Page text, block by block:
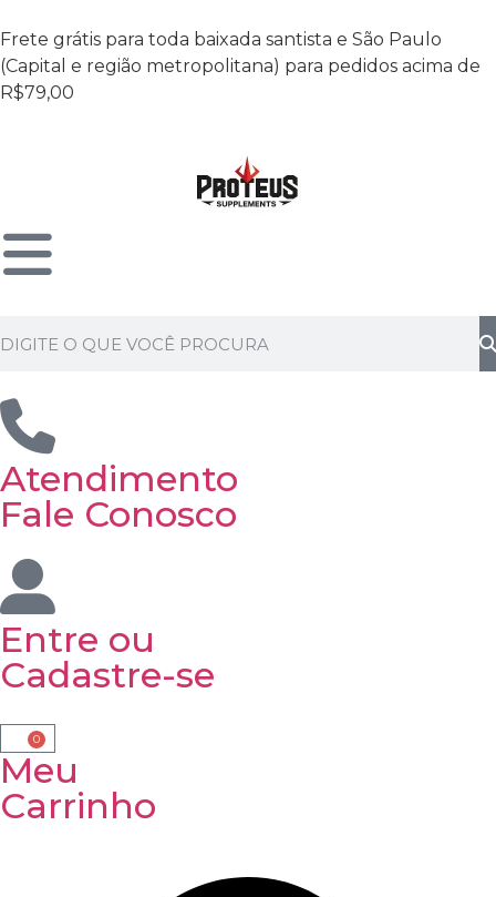
Frete grátis para toda baixada santista e São Paulo
(Capital e região metropolitana) para pedidos acima de
R$79,00
Atendimento
Fale Conosco
Entre ou
Cadastre-se
0
Meu
Carrinho